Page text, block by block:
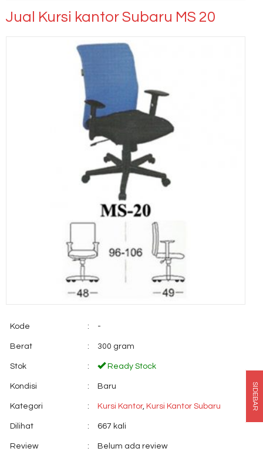
Jual Kursi kantor Subaru MS 20
Kode : -
Berat : 300 gram
Stok : Ready Stock
Kondisi : Baru
Kategori : Kursi Kantor, Kursi Kantor Subaru
Dilihat : 667 kali
Review : Belum ada review
SIDEBAR